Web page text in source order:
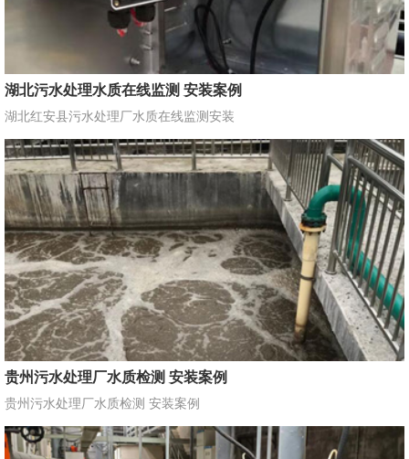
湖北污水处理水质在线监测 安装案例
湖北红安县污水处理厂水质在线监测安装
贵州污水处理厂水质检测 安装案例
贵州污水处理厂水质检测 安装案例